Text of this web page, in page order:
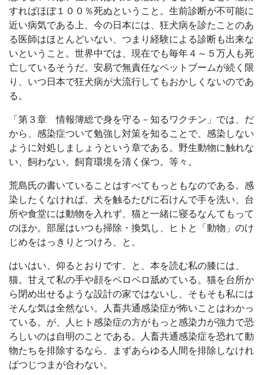
すればほぼ１００％死ぬということ。生前診断が不可能に
近い病気である上、今の日本には、狂犬病を診たことのあ
る医師はほとんどいない、つまり経験による診断も出来な
いということ。世界中では、現在でも毎年４～５万人も死
亡しているそうだ。安易で無責任なペットブームが続く限
り、いつ日本で狂犬病が大流行してもおかしくないのであ
る。
「第３章 情報簿総で身を守る－知るワクチン」では、だ
から、感染症ついて勉強し対策を知ることで、感染しない
ように対処しましょうという章である。野生動物に触れな
い、飼わない。飼育環境を清く保つ。等々。
荒島氏の書いていることはすべてもっともなのである。感
染したくなければ、犬を触るたびに石けんで手を洗い、台
所や食堂には動物を入れず、猫と一緒に寝るなんてもって
のほか。部屋はいつも掃除・換気し、ヒトと「動物」のけ
じめをはっきりとつけろ、と。
はいはい、仰るとおりです、と、本を読む私の膝には、
猫。甘えて私の手や顔をペロペロ舐めている。猫を台所か
ら閉め出せるような設計の家ではないし、そもそも私には
そんな気は全然ない。人畜共通感染症が怖いことはわかっ
ている。が、人ヒト感染症の方がもっと感染力が強力で恐
ろしいのは自明のことである。人畜共通感染症を恐れて動
物たちを排除するなら、まずあらゆる人間を排除しなけれ
ばつじつまが合わない。